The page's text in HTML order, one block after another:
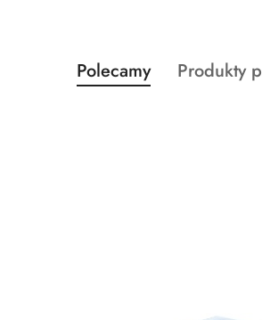
Pomiń karuzelę produktów
Produkty
o
Polecamy
Produkty
Produkty